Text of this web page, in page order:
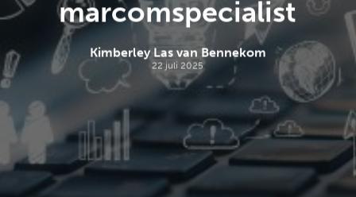
marcomspecialist
Kimberley Las van Bennekom
22 juli 2025